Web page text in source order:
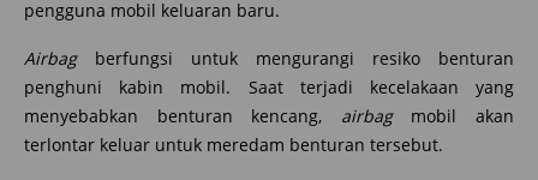
pengguna mobil keluaran baru.
Airbagberfungsi untuk mengurangi resiko benturan
penghuni kabin mobil. Saat terjadi kecelakaan yang
menyebabkan benturan kencang, airbagmobil akan
terlontar keluar untuk meredam benturan tersebut.